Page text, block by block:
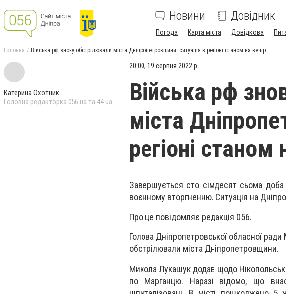
Новини Довідник
Погода Карта міста Довідкова
Головна Війська рф знову обстрілювали міста Дніпропетровщини: ситуація в регіоні станом на вечір
Катерина Охотник
Головна редакторка 056.ua та 44.ua
20:00, 19 серпня 2022 р.
Війська рф
міста
регіоні станом
Завершується сто сімдесят сьома доба
воєнному вторгненню. Ситуація на
Про це повідомляє редакція 056.
Голова Дніпропетровської обласної
обстрілювали міста Дніпропетровщини.
Микола Лукашук додав щодо
по Марганцю. Наразі відомо, що